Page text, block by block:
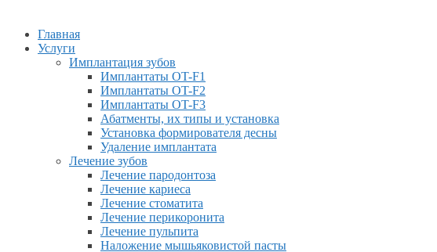
Главная
Услуги
Имплантация зубов
Имплантаты OT-F1
Имплантаты OT-F2
Имплантаты OT-F3
Абатменты, их типы и установка
Установка формирователя десны
Удаление имплантата
Лечение зубов
Лечение пародонтоза
Лечение кариеса
Лечение стоматита
Лечение перикоронита
Лечение пульпита
Наложение мышьяковистой пасты